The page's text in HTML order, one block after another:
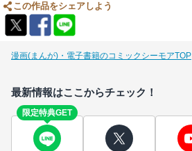
この作品をシェアしよう
漫画(まんが)・電子書籍のコミックシーモアTOP
最新情報はここからチェック！
限定特典GET